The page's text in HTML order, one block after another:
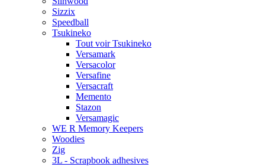
Sizzix
Speedball
Tsukineko
Tout voir Tsukineko
Versamark
Versacolor
Versafine
Versacraft
Memento
Stazon
Versamagic
WE R Memory Keepers
Woodies
Zig
3L - Scrapbook adhesives